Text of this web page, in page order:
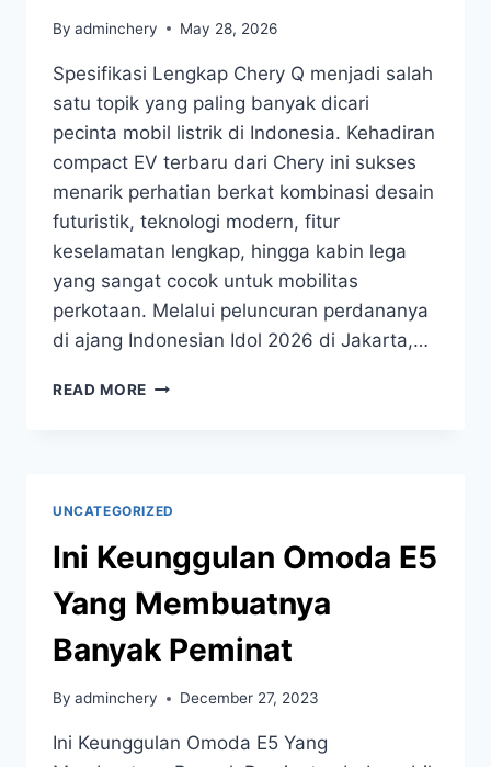
By adminchery May 28, 2026
Spesifikasi Lengkap Chery Q menjadi salah
satu topik yang paling banyak dicari
pecinta mobil listrik di Indonesia. Kehadiran
compact EV terbaru dari Chery ini sukses
menarik perhatian berkat kombinasi desain
futuristik, teknologi modern, fitur
keselamatan lengkap, hingga kabin lega
yang sangat cocok untuk mobilitas
perkotaan. Melalui peluncuran perdananya
di ajang Indonesian Idol 2026 di Jakarta,…
READ MORE
UNCATEGORIZED
Ini Keunggulan Omoda E5
Yang Membuatnya
Banyak Peminat
By adminchery December 27, 2023
Ini Keunggulan Omoda E5 Yang